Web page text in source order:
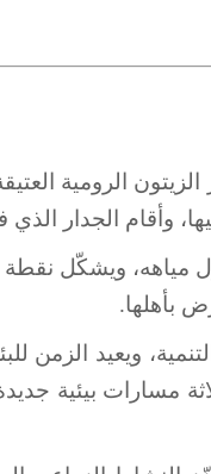
الرومية
مياهه، ويشكّل
بأهلها.
ويعيد الزمن
بيئية جديدة